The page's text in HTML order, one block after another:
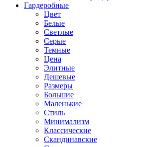
Гардеробные
Цвет
Белые
Светлые
Серые
Темные
Цена
Элитные
Дешевые
Размеры
Большие
Маленькие
Стиль
Минимализм
Классические
Скандинавские